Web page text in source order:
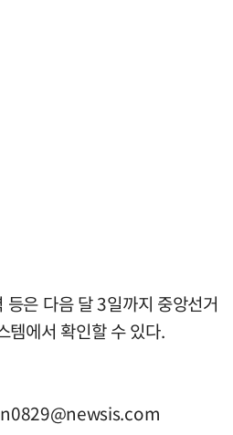
은 다음 달 3일까지 중앙선거
템에서 확인할 수 있다.